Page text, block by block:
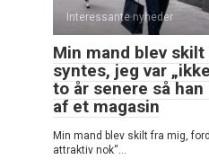
Interessante nyheder
Min mand blev
syntes, jeg var
to år senere så
af et magasin
Min mand blev skilt fra mig,
attraktiv nok“…